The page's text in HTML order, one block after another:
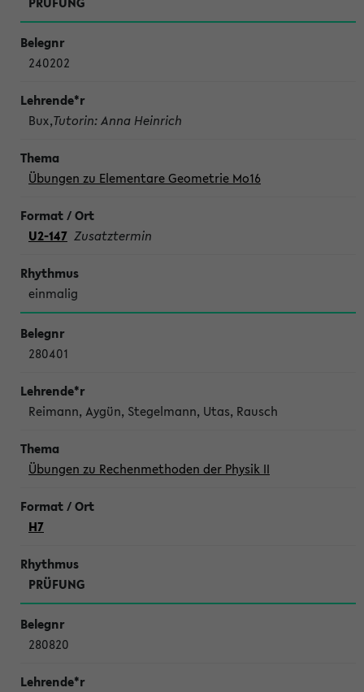
240202
Bux,Tutorin: Anna Heinrich
Übungen zu Elementare Geometrie Mo16
U2-147 Zusatztermin
einmalig
280401
Reimann, Aygün, Stegelmann, Utas, Rausch
Übungen zu Rechenmethoden der Physik II
H7
PRÜFUNG
280820